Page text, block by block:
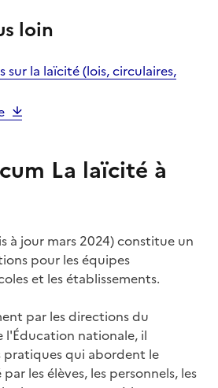
loin
sur la laïcité (lois, circulaires,
La laïcité à
à jour mars 2024)constitue un
pour les équipes
et les établissements.
par les directions du
l'Éducation nationale, il
pratiques qui abordent le
les élèves, les personnels, les